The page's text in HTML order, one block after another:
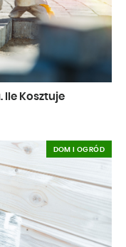
Ile Kosztuje
DOM I OGRÓD